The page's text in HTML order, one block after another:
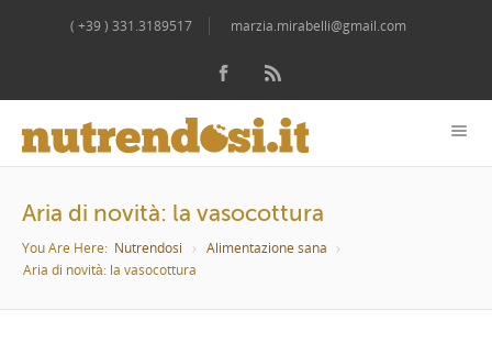
( +39 ) 331.3189517 marzia.mirabelli@gmail.com
Aria di novità: la vasocottura
You Are Here: Nutrendosi
Alimentazione sana
Aria di novità: la vasocottura